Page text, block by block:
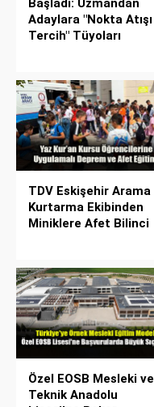
Başladı: Uzmandan
Adaylara "Nokta Atışı
Tercih" Tüyoları
TDV Eskişehir Arama
Kurtarma Ekibinden
Miniklere Afet Bilinci
Özel EOSB Mesleki ve
Teknik Anadolu